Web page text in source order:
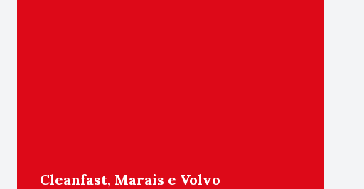
Cleanfast, Marais e Volvo